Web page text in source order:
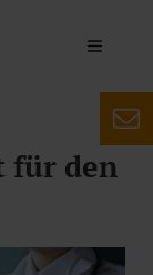
für den